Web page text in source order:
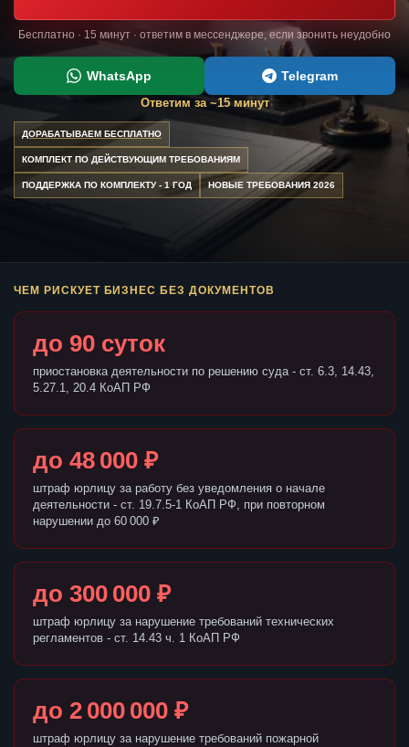
Бесплатно · 15 минут · ответим в мессенджере, если звонить неудобно
WhatsApp Telegram
Ответим за ~15 минут
ДОРАБАТЫВАЕМ БЕСПЛАТНО
КОМПЛЕКТ ПО ДЕЙСТВУЮЩИМ ТРЕБОВАНИЯМ
ПОДДЕРЖКА ПО КОМПЛЕКТУ - 1 ГОД НОВЫЕ ТРЕБОВАНИЯ 2026
ЧЕМ РИСКУЕТ БИЗНЕС БЕЗ ДОКУМЕНТОВ
до 90 суток
приостановка деятельности по решению суда - ст. 6.3, 14.43,
5.27.1, 20.4 КоАП РФ
до 48 000 ₽
штраф юрлицу за работу без уведомления о начале
деятельности - ст. 19.7.5-1 КоАП РФ, при повторном
нарушении до 60 000 ₽
до 300 000 ₽
штраф юрлицу за нарушение требований технических
регламентов - ст. 14.43 ч. 1 КоАП РФ
до 2 000 000 ₽
штраф юрлицу за нарушение требований пожарной